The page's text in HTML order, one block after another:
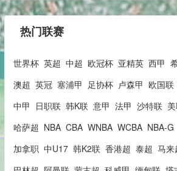
热门联赛
世界杯 英超 中超 欧冠杯 亚精英 西甲
澳超 英冠 塞浦甲 足协杯 卢森甲 欧国联
中甲 日职联 韩K联 意甲 法甲 沙特联
哈萨超 NBA CBA WNBA WCBA NBA-G
加拿职 中U17 韩K2联 香港超 泰超 马来